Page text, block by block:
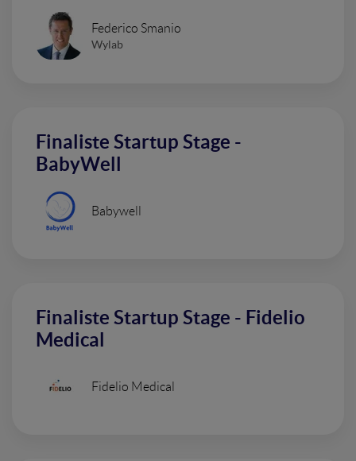
Federico Smanio
Wylab
Finaliste Startup Stage -
BabyWell
Babywell
Finaliste Startup Stage - Fidelio
Medical
Fidelio Medical